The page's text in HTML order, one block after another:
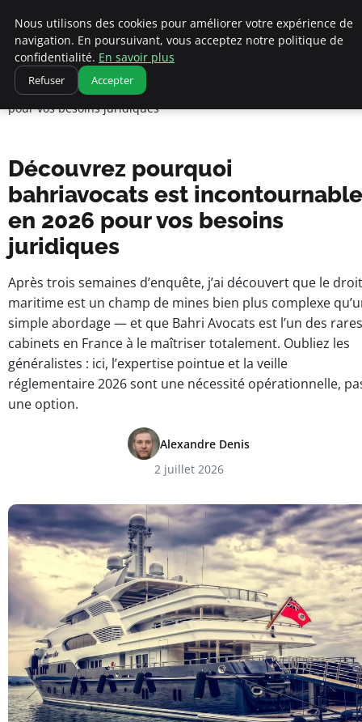
pearachutekids
Business Insights for French Entrepreneurs
Accueil
Découvrez pourquoi bahriavocats est incontournable en 2026
pour vos besoins juridiques
Découvrez pourquoi
bahriavocats est incontournable
en 2026 pour vos besoins
juridiques
Après trois semaines d’enquête, j’ai découvert que le droit
maritime est un champ de mines bien plus complexe
simple abordage — et que Bahri Avocats est l’un des rares
cabinets en France à le maîtriser totalement. Oubliez les
généralistes : ici, l’expertise pointue et la veille
réglementaire 2026 sont une nécessité opérationnelle,
une option.
Alexandre Denis
2 juillet 2026
Nous utilisons des cookies pour améliorer votre expérience de
navigation. En poursuivant, vous acceptez notre politique de
confidentialité. En savoir plus
Refuser Accepter